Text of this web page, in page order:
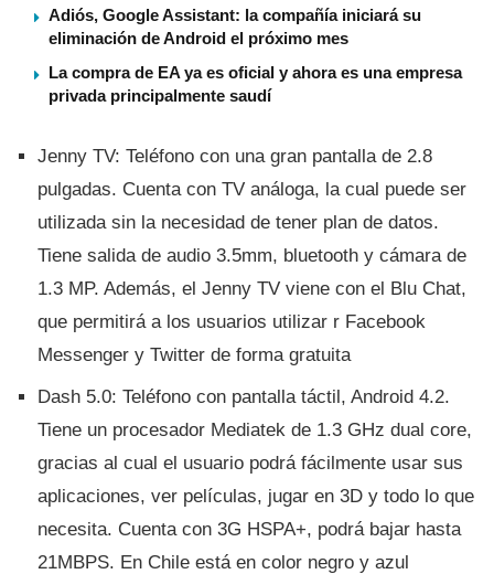
Adiós, Google Assistant: la compañía iniciará su
eliminación de Android el próximo mes
La compra de EA ya es oficial y ahora es una empresa
privada principalmente saudí
Jenny TV: Teléfono con una gran pantalla de 2.8
pulgadas. Cuenta con TV análoga, la cual puede ser
utilizada sin la necesidad de tener plan de datos.
Tiene salida de audio 3.5mm, bluetooth y cámara de
1.3 MP. Además, el Jenny TV viene con el Blu Chat,
que permitirá a los usuarios utilizar r Facebook
Messenger y Twitter de forma gratuita
Dash 5.0: Teléfono con pantalla táctil, Android 4.2.
Tiene un procesador Mediatek de 1.3 GHz dual core,
gracias al cual el usuario podrá fácilmente usar sus
aplicaciones, ver pelí­culas, jugar en 3D y todo lo que
necesita. Cuenta con 3G HSPA+, podrá bajar hasta
21MBPS. En Chile está en color negro y azul